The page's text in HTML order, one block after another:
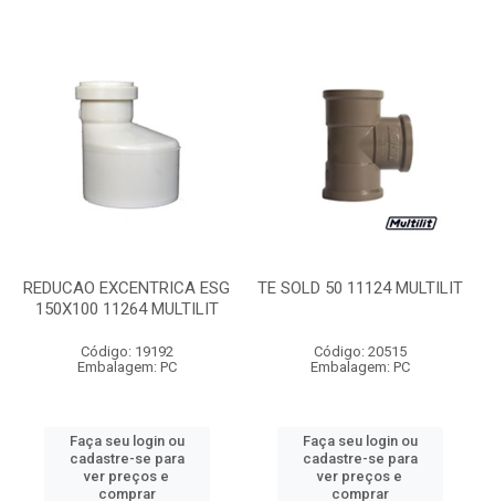
REDUCAO EXCENTRICA ESG
150X100 11264 MULTILIT
Código: 19192
Embalagem: PC
Faça seu login ou
cadastre-se para
ver preços e
comprar
TE SOLD 50 11124 MULTILIT
Código: 20515
Embalagem: PC
Faça seu login ou
cadastre-se para
ver preços e
comprar